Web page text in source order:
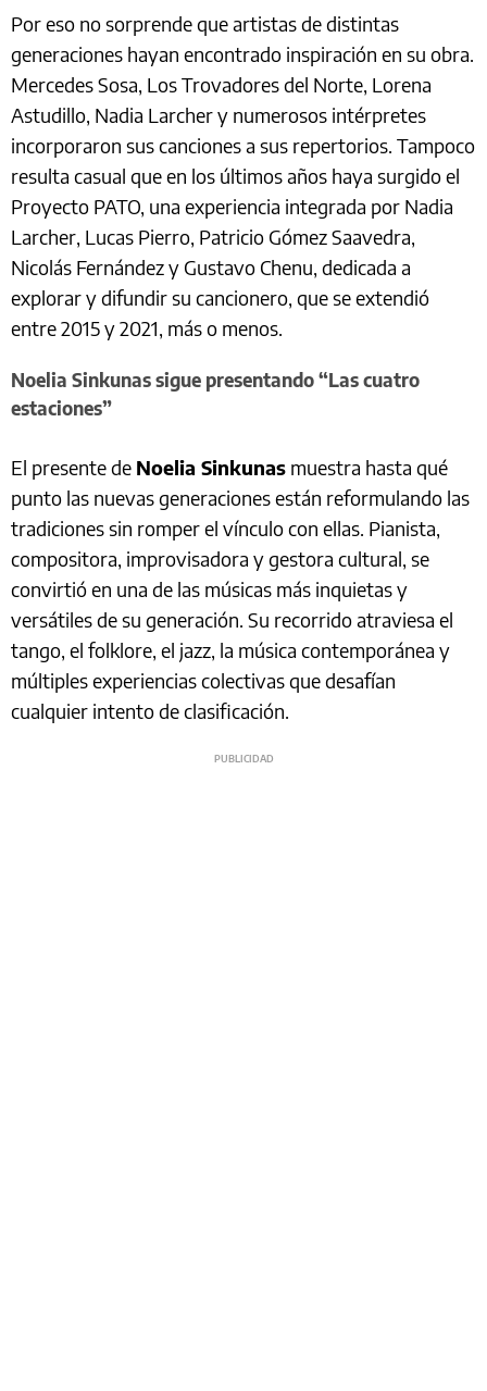
Por eso no sorprende que artistas de distintas
generaciones hayan encontrado inspiración en su obra.
Mercedes Sosa, Los Trovadores del Norte, Lorena
Astudillo, Nadia Larcher y numerosos intérpretes
incorporaron sus canciones a sus repertorios. Tampoco
resulta casual que en los últimos años haya surgido el
Proyecto PATO, una experiencia integrada por Nadia
Larcher, Lucas Pierro, Patricio Gómez Saavedra,
Nicolás Fernández y Gustavo Chenu, dedicada a
explorar y difundir su cancionero, que se extendió
entre 2015 y 2021, más o menos.
Noelia Sinkunas sigue presentando “Las cuatro
estaciones”
El presente de Noelia Sinkunas muestra hasta qué
punto las nuevas generaciones están reformulando las
tradiciones sin romper el vínculo con ellas. Pianista,
compositora, improvisadora y gestora cultural, se
convirtió en una de las músicas más inquietas y
versátiles de su generación. Su recorrido atraviesa el
tango, el folklore, el jazz, la música contemporánea y
múltiples experiencias colectivas que desafían
cualquier intento de clasificación.